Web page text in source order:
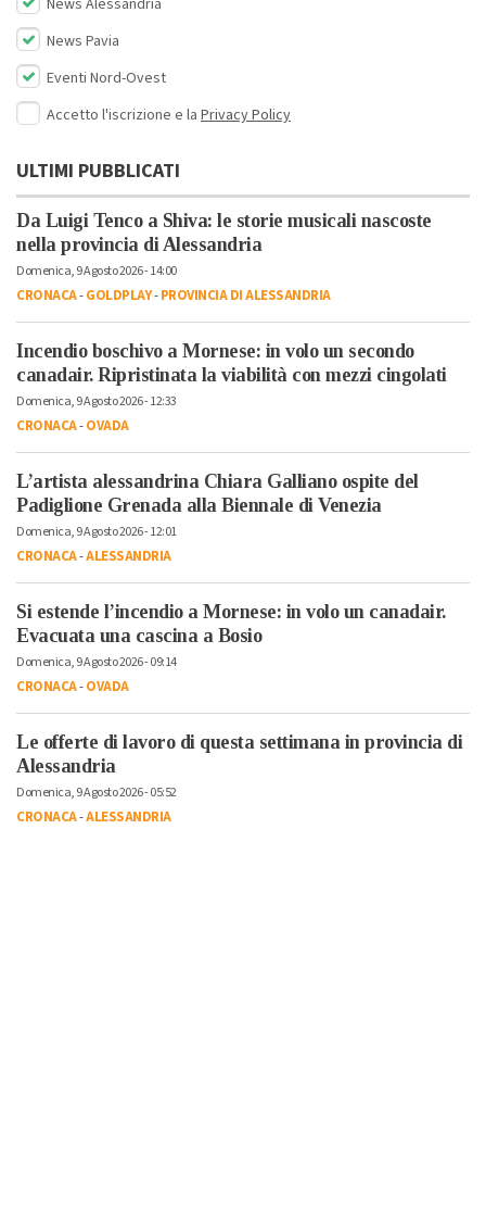
News Alessandria
News Pavia
Eventi Nord-Ovest
Accetto l'iscrizione e la Privacy Policy
ULTIMI PUBBLICATI
Da Luigi Tenco a Shiva: le storie musicali nascoste
nella provincia di Alessandria
Domenica, 9 Agosto 2026 - 14:00
CRONACA-GOLDPLAY-PROVINCIA DI ALESSANDRIA
Incendio boschivo a Mornese: in volo un secondo
canadair. Ripristinata la viabilità con mezzi cingolati
Domenica, 9 Agosto 2026 - 12:33
CRONACA-OVADA
L’artista alessandrina Chiara Galliano ospite del
Padiglione Grenada alla Biennale di Venezia
Domenica, 9 Agosto 2026 - 12:01
CRONACA-ALESSANDRIA
Si estende l’incendio a Mornese: in volo un canadair.
Evacuata una cascina a Bosio
Domenica, 9 Agosto 2026 - 09:14
CRONACA-OVADA
Le offerte di lavoro di questa settimana in provincia di
Alessandria
Domenica, 9 Agosto 2026 - 05:52
CRONACA-ALESSANDRIA